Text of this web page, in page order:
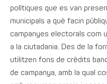
polítiques que es van
municipals a què facin
campanyes electorals com
a la ciutadania. Des de la
utilitzen fons de crèdits
de campanya, amb la qual